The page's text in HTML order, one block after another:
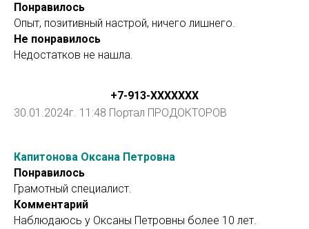
Понравилось
Опыт, позитивный настрой, ничего лишнего.
Не понравилось
Недостатков не нашла.
+7-913-ХХXXXXX
30.01.2024г. 11:48 Портал ПРОДОКТОРОВ
Капитонова Оксана Петровна
Понравилось
Грамотный специалист.
Комментарий
Наблюдаюсь у Оксаны Петровны более 10 лет.